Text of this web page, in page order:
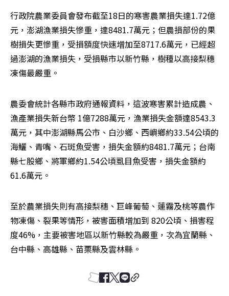
行政院農業委員會發布截至18日的寒害農業損失達1.72億
元，澎湖漁業損失慘重，達8481.7萬元；但農損部份的果
樹損失更慘重，受損額度快速增加至8717.6萬元，已經超
過澎湖的漁業損失，受損縣市以新竹縣，樹種以高接梨穗
凍傷最嚴重。
農委會統計各縣市政府通報資料，這波寒害累計造成農、
漁產業損失新台幣 1億7288萬元，漁業損失金額達8543.3
萬元，其中澎湖縣馬公市、白沙鄉、西嶼鄉約33.54公頃的
海鱺、青嘴、石斑魚受害，損失金額約8481.7萬元；台南
縣七股鄉、將軍鄉約1.54公頃虱目魚受害，損失金額約
61.6萬元。
至於農業損失則有高接梨穗、巨峰葡萄、蓮霧及桃等農作
物凍傷、裂果等情形，被害面積增加到 820公頃、損害程
度46%，主要被害地區以新竹縣較為嚴重，次為宜蘭縣、
台中縣、高雄縣、苗栗縣及雲林縣。